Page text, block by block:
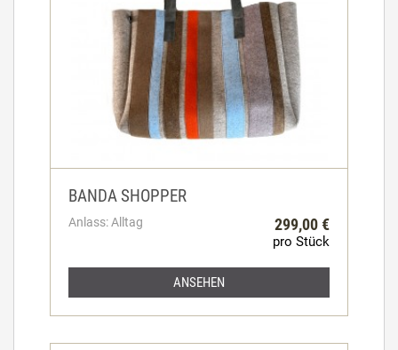
BANDA SHOPPER
Anlass: Alltag 299,00 €
pro Stück
ANSEHEN